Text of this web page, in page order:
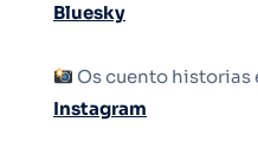
Bluesky
Os cuento historias
Instagram